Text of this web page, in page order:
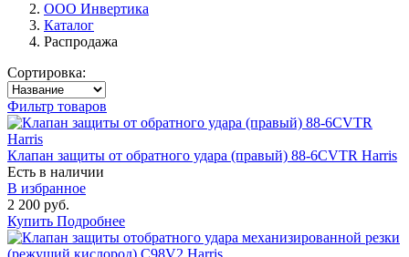
ООО Инвертика
Каталог
Распродажа
Сортировка:
Фильтр товаров
Клапан защиты от обратного удара (правый) 88-6CVTR Harris
Есть в наличии
В избранное
2 200 руб.
Купить Подробнее